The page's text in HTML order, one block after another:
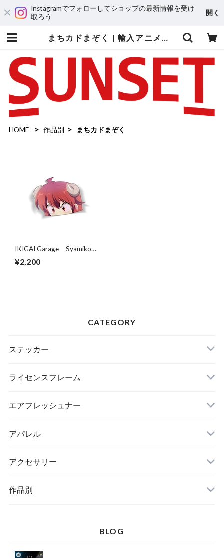
Instagramでフォローしてショップの最新情報を受け
取ろう
開く
まちカドまぞく | 輸入アニメステッカー専門店 SUNSET Stickers Store
HOME 作品別 まちカドまぞく
IKIGAI Garage Syamiko
¥2,200
CATEGORY
ステッカー
ライセンスフレーム
エアフレッシュナー
アパレル
アクセサリー
作品別
BLOG